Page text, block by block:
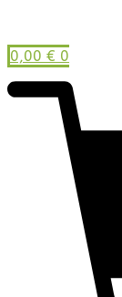
0,00 € 0